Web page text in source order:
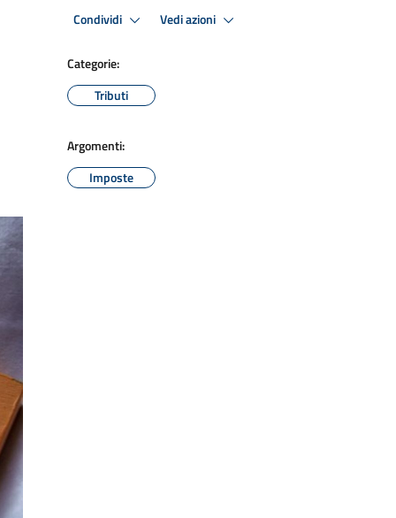
Condividi Vedi azioni
Categorie:
Tributi
Argomenti:
Imposte